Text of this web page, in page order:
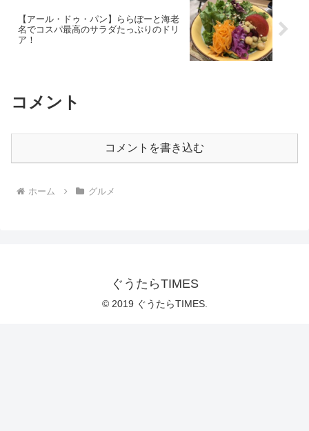
【アール・ドゥ・パン】ららぽーと海老
名でコスパ最高のサラダたっぷりのドリ
ア！
コメント
コメントを書き込む
ホーム グルメ
ぐうたらTIMES
© 2019 ぐうたらTIMES.